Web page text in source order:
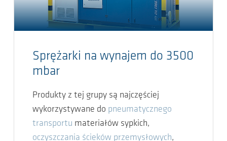
Sprężarki na wynajem do 3500
mbar
Produkty z tej grupy są najczęściej
wykorzystywane do pneumatycznego
transportu materiałów sypkich,
oczyszczania ścieków przemysłowych,